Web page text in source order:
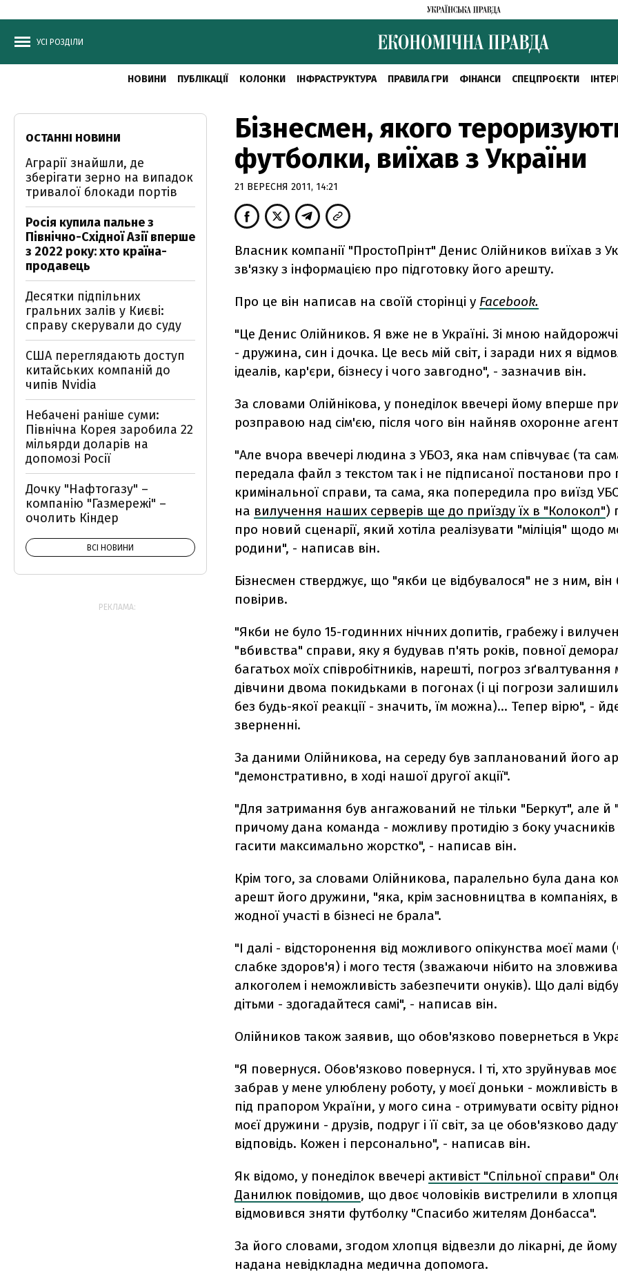
УСІ РОЗДІЛИ
НОВИНИ ПУБЛІКАЦІЇ КОЛОНКИ ІНФРАСТРУКТУРА ПРАВИЛА ГРИ ФІНАНСИ СПЕЦПРОЄКТИ
Бізнесмен, якого
футболки, виїхав з України
21 ВЕРЕСНЯ 2011, 14:21
Власник компанії "ПростоПрінт" Денис Олійников виїхав з
зв'язку з інформацією про підготовку його арешту.
Про це він написав на своїй сторінці у Facebook.
"Це Денис Олійников. Я вже не в Україні. Зі мною
- дружина, син і дочка. Це весь мій світ, і заради них я
ідеалів, кар'єри, бізнесу і чого завгодно", - зазначив він.
За словами Олійнікова, у понеділок ввечері йому вперше
розправою над сім'єю, після чого він найняв охоронне
"Але вчора ввечері людина з УБОЗ, яка нам співчуває (та
передала файл з текстом так і не підписаної постанови
кримінальної справи, та сама, яка попередила про виїзд
на вилучення наших серверів ще до приїзду їх в "Колокол")
про новий сценарії, який хотіла реалізувати "міліція" щодо
родини", - написав він.
Бізнесмен стверджує, що "якби це відбувалося" не з ним, він
повірив.
"Якби не було 15-годинних нічних допитів, грабежу і
"вбивства" справи, яку я будував п'ять років, повної
багатьох моїх співробітників, нарешті, погроз зґвалтування
дівчини двома покидьками в погонах (і ці погрози
без будь-якої реакції - значить, їм можна)... Тепер вірю", -
зверненні.
За даними Олійникова, на середу був запланований його
"демонстративно, в ході нашої другої акції".
"Для затримання був ангажований не тільки "Беркут", але й
причому дана команда - можливу протидію з боку учасників
гасити максимально жорстко", - написав він.
Крім того, за словами Олійникова, паралельно була дана
арешт його дружини, "яка, крім засновництва в компаніях,
жодної участі в бізнесі не брала".
"І далі - відсторонення від можливого опікунства моєї мами
слабке здоров'я) і мого тестя (зважаючи нібито на
алкоголем і неможливість забезпечити онуків). Що далі
дітьми - здогадайтеся самі", - написав він.
Олійников також заявив, що обов'язково повернеться в
"Я повернуся. Обов'язково повернуся. І ті, хто зруйнував
забрав у мене улюблену роботу, у моєї доньки - можливість
під прапором України, у мого сина - отримувати освіту
моєї дружини - друзів, подруг і її світ, за це обов'язково
відповідь. Кожен і персонально", - написав він.
Як відомо, у понеділок ввечері активіст "Спільної справи"
Данилюк повідомив, що двоє чоловіків вистрелили в
відмовився зняти футболку "Спасибо жителям Донбасса".
За його словами, згодом хлопця відвезли до лікарні, де
надана невідкладна медична допомога.
ОСТАННІ НОВИНИ
Аграрії знайшли, де
зберігати зерно на випадок
тривалої блокади портів
Росія купила пальне з
Північно-Східної Азії вперше
з 2022 року: хто країна-
продавець
Десятки підпільних
гральних залів у Києві:
справу скерували до суду
США переглядають доступ
китайських компаній до
чипів Nvidia
Небачені раніше суми:
Північна Корея заробила 22
мільярди доларів на
допомозі Росії
Дочку "Нафтогазу" –
компанію "Газмережі" –
очолить Кіндер
ВСІ НОВИНИ
РЕКЛАМА: